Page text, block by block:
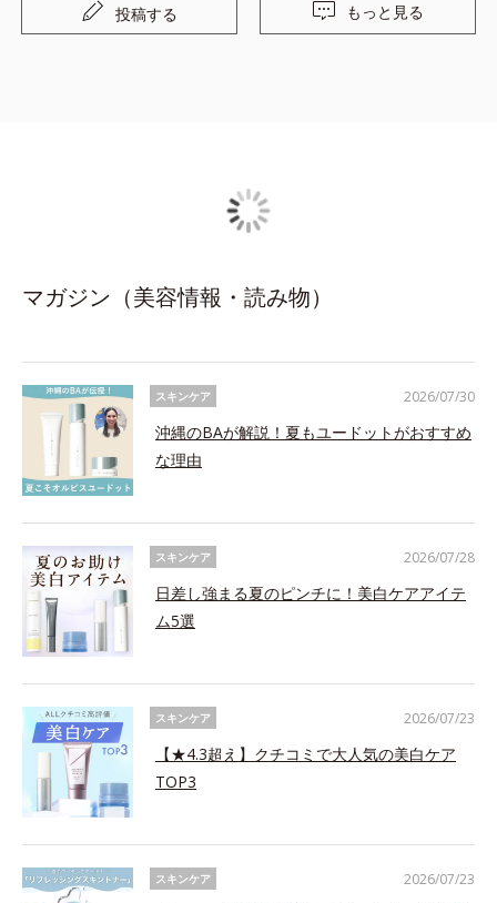
投稿する もっと見る
マガジン（美容情報・読み物）
スキンケア
沖縄のBAが解説！夏もユードットがおすすめ
な理由
2026/07/30
スキンケア
日差し強まる夏のピンチに！美白ケアアイテ
ム5選
2026/07/28
スキンケア
【★4.3超え】クチコミで大人気の美白ケア
TOP3
2026/07/23
スキンケア 2026/07/23